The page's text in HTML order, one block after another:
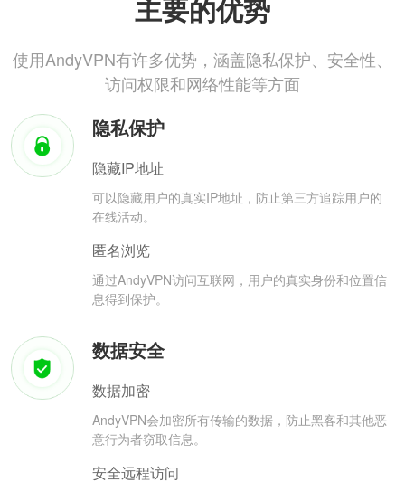
主要的优势
使用AndyVPN有许多优势，涵盖隐私保护、安全性、
访问权限和网络性能等方面
隐私保护
隐藏IP地址
可以隐藏用户的真实IP地址，防止第三方追踪用户的
在线活动。
匿名浏览
通过AndyVPN访问互联网，用户的真实身份和位置信
息得到保护。
数据安全
数据加密
AndyVPN会加密所有传输的数据，防止黑客和其他恶
意行为者窃取信息。
安全远程访问